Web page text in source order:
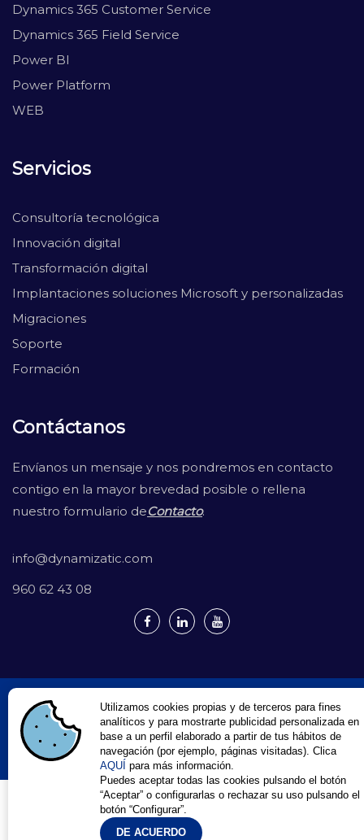
Dynamics 365 Customer Service
Dynamics 365 Field Service
Power BI
Power Platform
WEB
Servicios
Consultoría tecnológica
Innovación digital
Transformación digital
Implantaciones soluciones Microsoft y personalizadas
Migraciones
Soporte
Formación
Contáctanos
Envíanos un mensaje y nos pondremos en contacto
contigo en la mayor brevedad posible o rellena
nuestro formulario deContacto.
info@dynamizatic.com
960 62 43 08
DynamizaTIC © 2026 |
Política de privacidad |
Aviso Legal |
Política de cookies
Desarrollo Web en ValenciaDynamizatic
Utilizamos cookies propias y de terceros para fines
analíticos y para mostrarte publicidad personalizada en
base a un perfil elaborado a partir de tus hábitos de
navegación (por ejemplo, páginas visitadas). Clica
AQUÍ para más información.
Puedes aceptar todas las cookies pulsando el botón
“Aceptar” o configurarlas o rechazar su uso pulsando el
botón “Configurar”.
DE ACUERDO